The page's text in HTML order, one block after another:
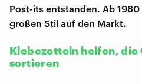
Post-its entstanden. Ab
großen Stil auf den Markt.
Klebezetteln helfen, die
sortieren